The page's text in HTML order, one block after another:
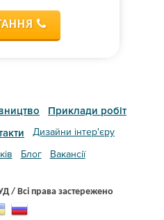
Приклади робіт
Дизайни інтер'єру
Блог Вакансії
/ Всі права застережено